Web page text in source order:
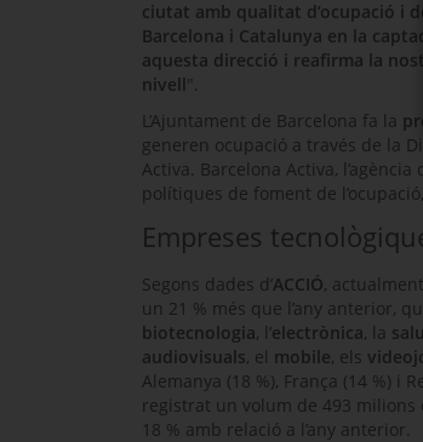
ciutat amb qualitat d’ocupació i
Barcelona i Catalunya en la
aquesta direcció i reafirma la
nivell".
L’Ajuntament de Barcelona fa la
generen ocupació a través de la
Activa. Barcelona Activa,
polítiques de foment de
Empreses
Segons dades d’ACCIÓ,
un 21 % més que l’any anterior,
biotecnologia, l’electrònica, la
audiovisuals, el mobile, els
Alemanya (18 %), França (14 %) i
registrat un volum de 493 milions
18 % amb relació a l’any anterior.